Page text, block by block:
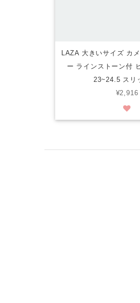
LAZA 大きいサイズ カ
ー ラインストーン付
23~24.5 スリ
¥2,916